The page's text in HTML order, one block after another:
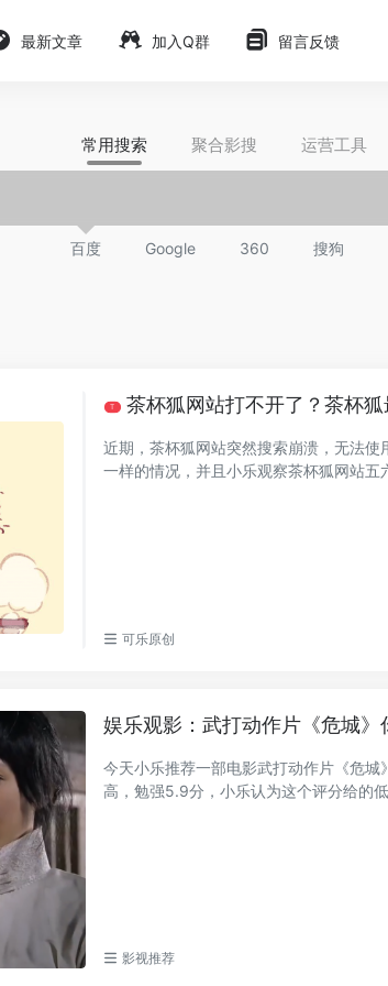
最新文章 加入Q群 留言反馈
常用搜索 聚合影搜 运营工具
百度 Google 360 搜狗
T 茶杯狐网站打不开了？茶杯
近期，茶杯狐网站突然搜索崩溃，无法使用，打不开无法播放了。
一样的情况，并且小乐观察茶杯狐网站五
可乐原创
娱乐观影：武打动作片《危城》
今天小乐推荐一部电影武打动作片《危
高，勉强5.9分，小乐认为这个评分给的
影视推荐